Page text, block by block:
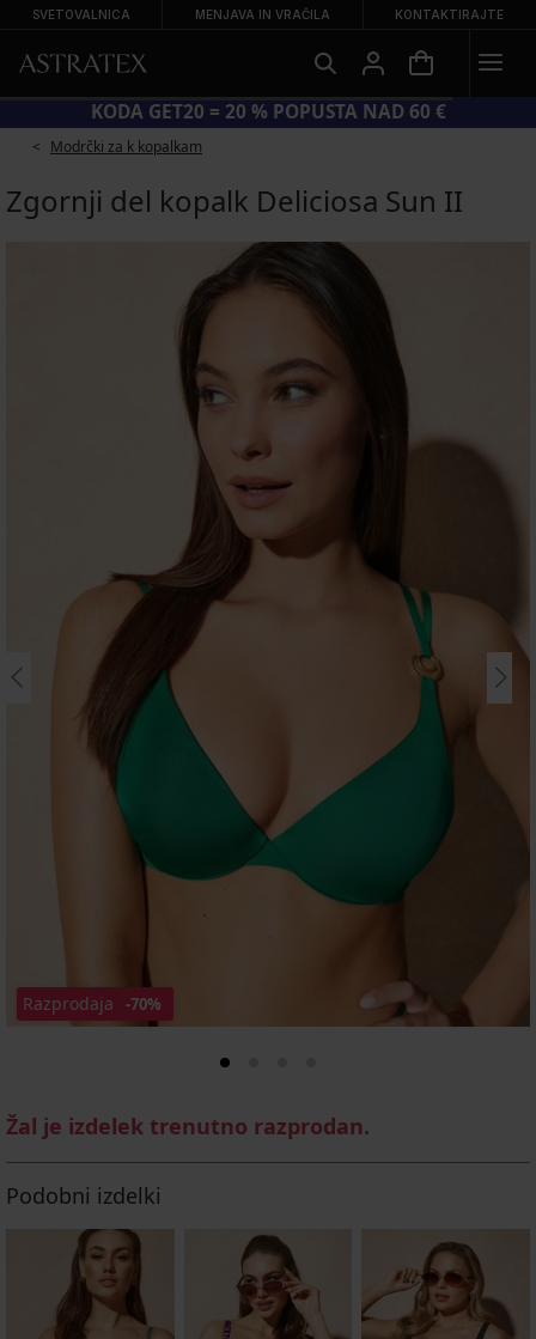
SVETOVALNICA MENJAVA IN VRAČILA KONTAKTIRAJTE
KODA GET20 = 20 % POPUSTA NAD 60 €
Modrčki za k kopalkam
Zgornji del kopalk Deliciosa Sun II
Razprodaja -70%
Žal je izdelek trenutno razprodan.
Podobni izdelki